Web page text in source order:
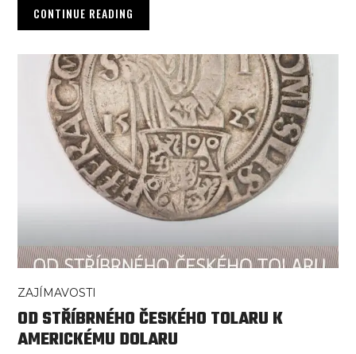
CONTINUE READING
ZAJÍMAVOSTI
OD STŘÍBRNÉHO ČESKÉHO TOLARU K
AMERICKÉMU DOLARU